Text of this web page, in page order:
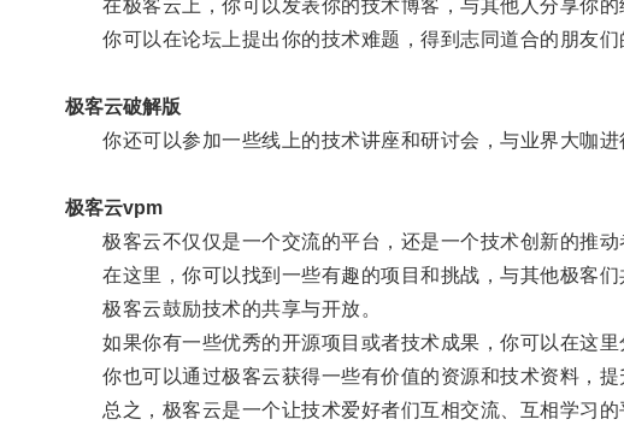
在极客云上，你可以发表你的技术博客，与其他人分享你的
你可以在论坛上提出你的技术难题，得到志同道合的朋友们
极客云破解版
你还可以参加一些线上的技术讲座和研讨会，与业界大咖进
极客云vpm
极客云不仅仅是一个交流的平台，还是一个技术创新的推动
在这里，你可以找到一些有趣的项目和挑战，与其他极客们
极客云鼓励技术的共享与开放。
如果你有一些优秀的开源项目或者技术成果，你可以在这里
你也可以通过极客云获得一些有价值的资源和技术资料，提
总之，极客云是一个让技术爱好者们互相交流、互相学习的